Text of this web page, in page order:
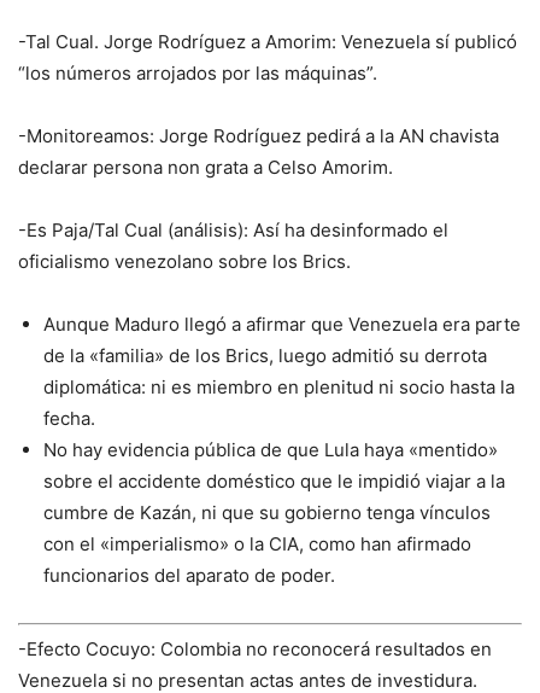
-Tal Cual. Jorge Rodríguez a Amorim: Venezuela sí publicó
“los números arrojados por las máquinas”.
-Monitoreamos: Jorge Rodríguez pedirá a la AN chavista
declarar persona non grata a Celso Amorim.
-Es Paja/Tal Cual (análisis): Así ha desinformado el
oficialismo venezolano sobre los Brics.
Aunque Maduro llegó a afirmar que Venezuela era parte
de la «familia» de los Brics, luego admitió su derrota
diplomática: ni es miembro en plenitud ni socio hasta la
fecha.
No hay evidencia pública de que Lula haya «mentido»
sobre el accidente doméstico que le impidió viajar a la
cumbre de Kazán, ni que su gobierno tenga vínculos
con el «imperialismo» o la CIA, como han afirmado
funcionarios del aparato de poder.
-Efecto Cocuyo: Colombia no reconocerá resultados en
Venezuela si no presentan actas antes de investidura.